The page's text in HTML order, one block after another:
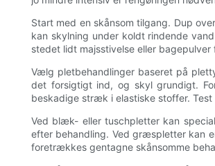
Start med en skånsom tilgang. Dup
kan skylning under koldt rindende
stedet lidt majsstivelse eller
Vælg pletbehandlinger baseret på
det forsigtigt ind, og skyl grundigt.
beskadige stræk i elastiske stoffer.
Ved blæk- eller tuschpletter kan
efter behandling. Ved græspletter kan
foretrækkes gentagne skånsomme